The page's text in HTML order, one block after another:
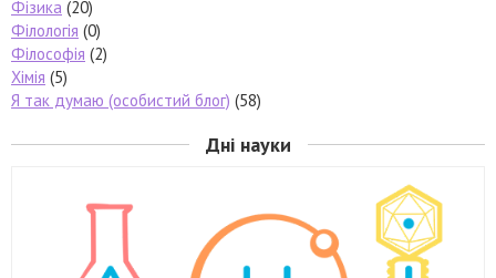
Фізика (20)
Філологія (0)
Філософія (2)
Хімія (5)
Я так думаю (особистий блог) (58)
Дні науки